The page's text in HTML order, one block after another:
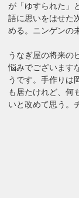
が「ゆすられた」
語に思いをはせた
める。ニンゲンの
うなぎ屋の将来の
悩みでございます
うです。手作りは
も居たけれど、何
いと改めて思う。